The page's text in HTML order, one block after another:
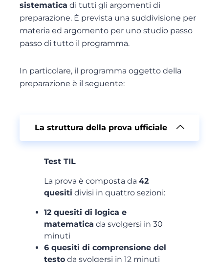
sistematica di tutti gli argomenti di
preparazione. È prevista una suddivisione per
materia ed argomento per uno studio passo
passo di tutto il programma.
In particolare, il programma oggetto della
preparazione è il seguente:
La struttura della prova ufficiale
Test TIL
La prova è composta da 42
quesiti divisi in quattro sezioni:
12 quesiti di logica e
matematica da svolgersi in 30
minuti
6 quesiti di comprensione del
testo da svolgersi in 12 minuti